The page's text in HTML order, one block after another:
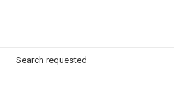
Search requested